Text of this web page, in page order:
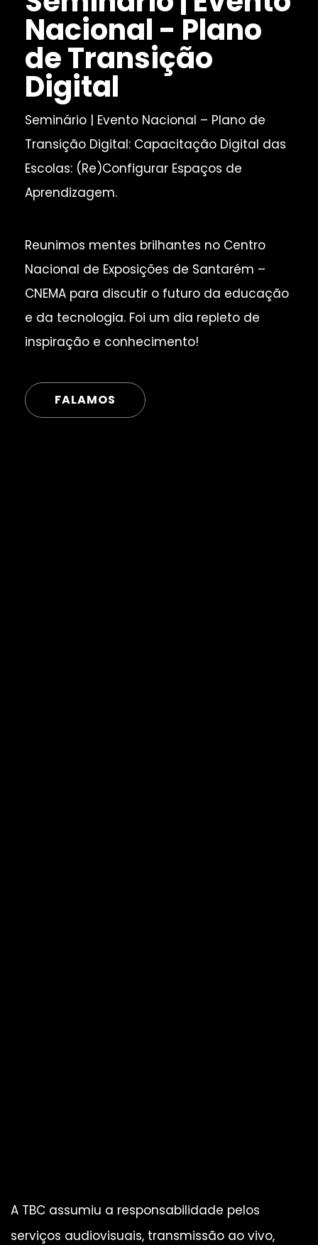
Nacional - Plano
de Transição
Digital
Seminário | Evento Nacional – Plano de
Transição Digital: Capacitação Digital das
Escolas: (Re)Configurar Espaços de
Aprendizagem.
Reunimos mentes brilhantes no Centro
Nacional de Exposições de Santarém –
CNEMA para discutir o futuro da educação
e da tecnologia. Foi um dia repleto de
inspiração e conhecimento!
FALAMOS
A TBC assumiu a responsabilidade pelos
serviços audiovisuais, transmissão ao vivo,